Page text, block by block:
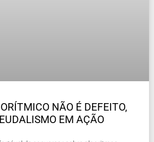
NÃO É DEFEITO,
EM AÇÃO